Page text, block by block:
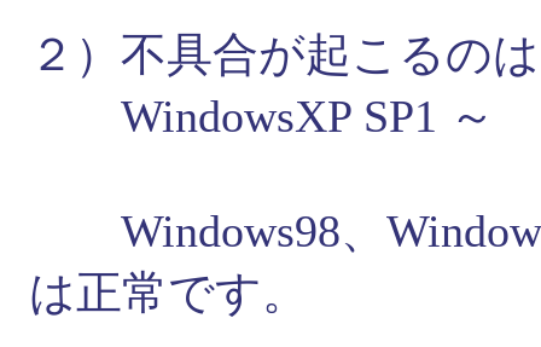
２）不具合が起こるの
WindowsXP SP1 ～
Windows98、
は正常です。